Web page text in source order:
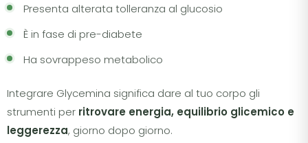
Presenta alterata tolleranza al glucosio
È in fase di pre-diabete
Ha sovrappeso metabolico
Integrare Glycemina significa dare al tuo corpo gli
strumenti per ritrovare energia, equilibrio glicemico e
leggerezza, giorno dopo giorno.